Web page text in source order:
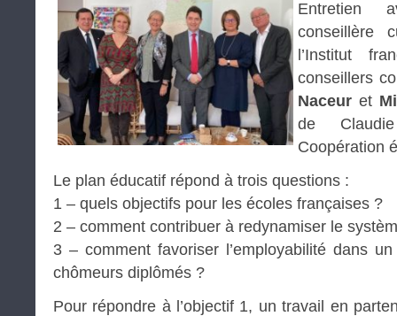
Entretien
conseillère
l’Institut
conseillers
Naceur et
de
Coopération
Le plan éducatif répond à trois questions :
1 – quels objectifs pour les écoles françaises ?
2 – comment contribuer à redynamiser le
3 – comment favoriser l’employabilité dans
chômeurs diplômés ?
Pour répondre à l’objectif 1, un travail en